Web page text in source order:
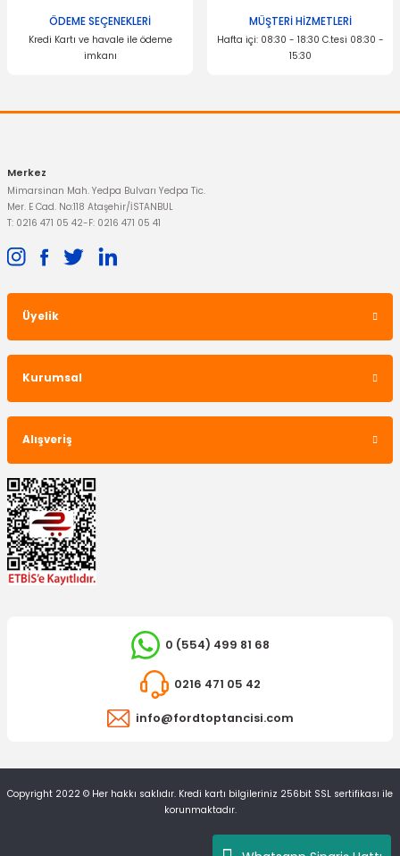
ÖDEME SEÇENEKLERİ
Kredi Kartı ve havale ile ödeme
imkanı
MÜŞTERİ HİZMETLERİ
Hafta içi: 08:30 - 18:30 C.tesi 08:30 -
15:30
Merkez
Mimarsinan Mah. Yedpa Bulvarı Yedpa Tic.
Mer. E Cad. No:118 Ataşehir/İSTANBUL
T: 0216 471 05 42-F: 0216 471 05 41
Üyelik
Kurumsal
Alışveriş
0 (554) 499 81 68
0216 471 05 42
info@fordtoptancisi.com
Copyright 2022 © Her hakkı saklıdır. Kredi kartı bilgileriniz 256bit SSL sertifikası ile
korunmaktadır.